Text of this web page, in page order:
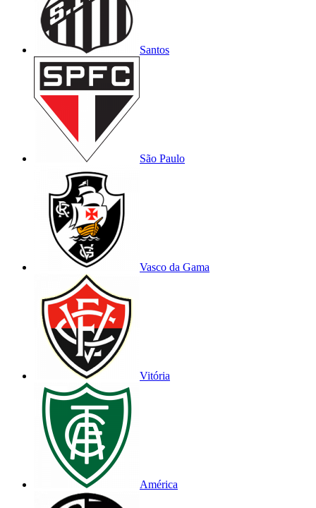
Santos
São Paulo
Vasco da Gama
Vitória
América